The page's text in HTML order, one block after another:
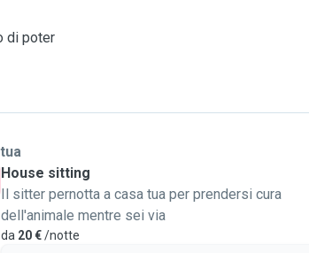
di poter
House sitting
Il sitter pernotta a casa tua per prendersi cura
dell'animale mentre sei via
da 20 €/notte